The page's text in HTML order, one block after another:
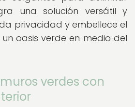
una solución versátil y
privacidad y embellece el
oasis verde en medio del
verdes con